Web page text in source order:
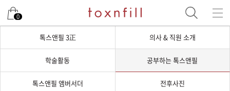
0
톡스앤필 3正 의사 & 직원 소개
학술활동 공부하는 톡스앤필
톡스앤필 앰버서더 전후사진